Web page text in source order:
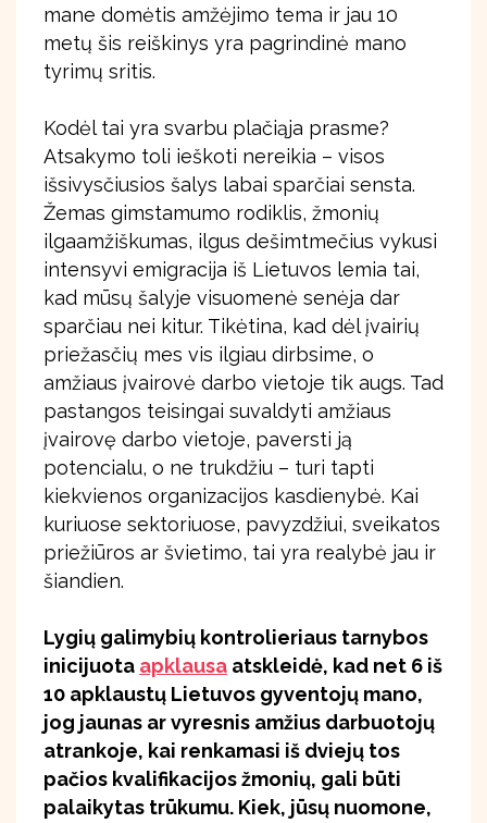
mane domėtis amžėjimo tema ir jau 10
metų šis reiškinys yra pagrindinė mano
tyrimų sritis.
Kodėl tai yra svarbu plačiąja prasme?
Atsakymo toli ieškoti nereikia – visos
išsivysčiusios šalys labai sparčiai sensta.
Žemas gimstamumo rodiklis, žmonių
ilgaamžiškumas, ilgus dešimtmečius vykusi
intensyvi emigracija iš Lietuvos lemia tai,
kad mūsų šalyje visuomenė senėja dar
sparčiau nei kitur. Tikėtina, kad dėl įvairių
priežasčių mes vis ilgiau dirbsime, o
amžiaus įvairovė darbo vietoje tik augs. Tad
pastangos teisingai suvaldyti amžiaus
įvairovę darbo vietoje, paversti ją
potencialu, o ne trukdžiu – turi tapti
kiekvienos organizacijos kasdienybė. Kai
kuriuose sektoriuose, pavyzdžiui, sveikatos
priežiūros ar švietimo, tai yra realybė jau ir
šiandien.
Lygių galimybių kontrolieriaus tarnybos
inicijuota apklausa atskleidė, kad net 6 iš
10 apklaustų Lietuvos gyventojų mano,
jog jaunas ar vyresnis amžius darbuotojų
atrankoje, kai renkamasi iš dviejų tos
pačios kvalifikacijos žmonių, gali būti
palaikytas trūkumu. Kiek, jūsų nuomone,